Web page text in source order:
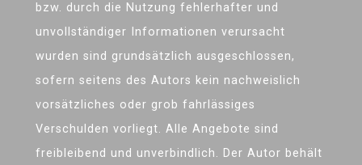
bzw. durch die Nutzung fehlerhafter und
unvollständiger Informationen verursacht
wurden sind grundsätzlich ausgeschlossen,
sofern seitens des Autors kein nachweislich
vorsätzliches oder grob fahrlässiges
Verschulden vorliegt. Alle Angebote sind
freibleibend und unverbindlich. Der Autor behält